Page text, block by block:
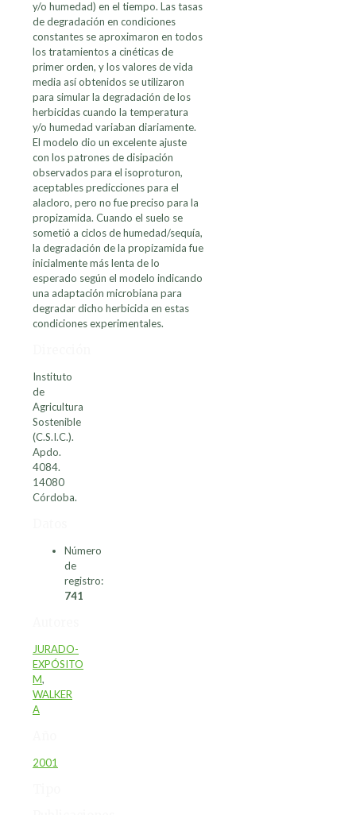
y/o humedad) en el tiempo. Las tasas
de degradación en condiciones
constantes se aproximaron en todos
los tratamientos a cinéticas de
primer orden, y los valores de vida
media así obtenidos se utilizaron
para simular la degradación de los
herbicidas cuando la temperatura
y/o humedad variaban diariamente.
El modelo dio un excelente ajuste
con los patrones de disipación
observados para el isoproturon,
aceptables predicciones para el
alacloro, pero no fue preciso para la
propizamida. Cuando el suelo se
sometió a ciclos de humedad/sequía,
la degradación de la propizamida fue
inicialmente más lenta de lo
esperado según el modelo indicando
una adaptación microbiana para
degradar dicho herbicida en estas
condiciones experimentales.
Instituto
de
Agricultura
Sostenible
(C.S.I.C.).
Apdo.
4084.
14080
Córdoba.
Número
de
registro:
741
JURADO-
EXPÓSITO
M,
WALKER
A
2001